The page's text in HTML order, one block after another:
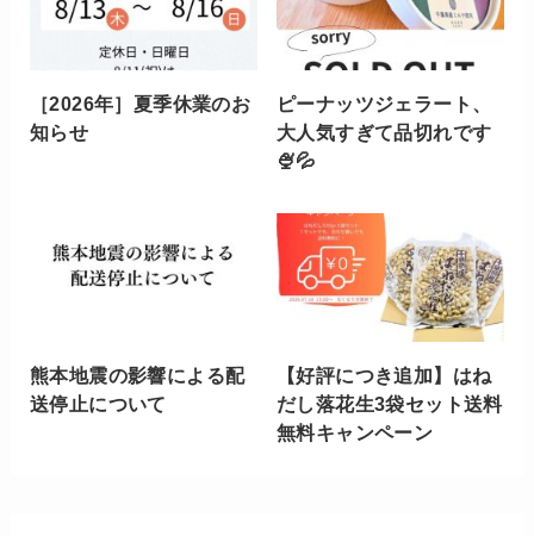
［2026年］夏季休業のお
知らせ
ピーナッツジェラート、
大人気すぎて品切れです
🍨💦
熊本地震の影響による配
送停止について
【好評につき追加】はね
だし落花生3袋セット送料
無料キャンペーン